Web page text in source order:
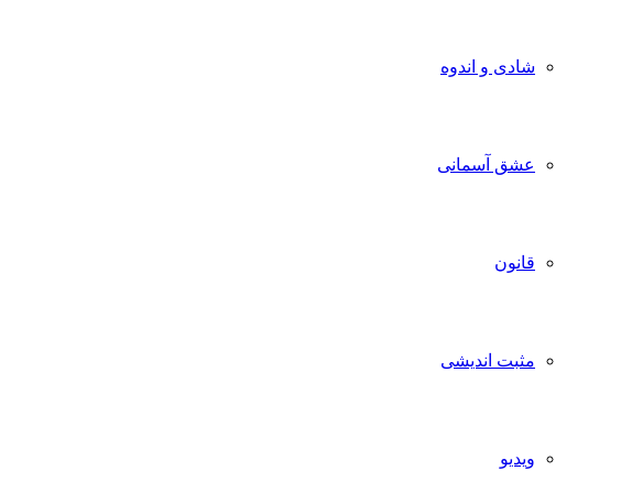
شادی و اندوه
عشق آسمانی
قانون
مثبت اندیشی
ویدیو